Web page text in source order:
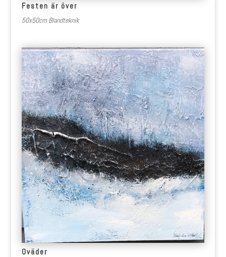
Festen är över
50x50cm Blandteknik
Oväder